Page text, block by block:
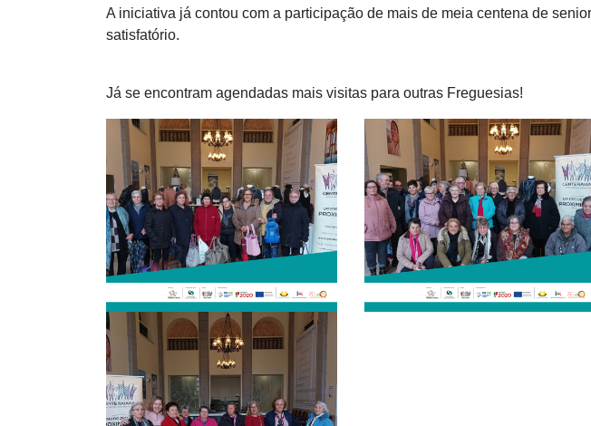
A iniciativa já contou com a participação de mais de meia centena de
satisfatório.
Já se encontram agendadas mais visitas para outras Freguesias!